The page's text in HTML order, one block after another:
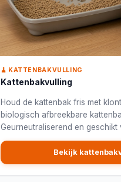
🧹 KATTENBAKVULLING
Kattenbakvulling
Houd de kattenbak fris met
biologisch afbreekbare
Geurneutraliserend en
en binnenkatten.
Bekijk